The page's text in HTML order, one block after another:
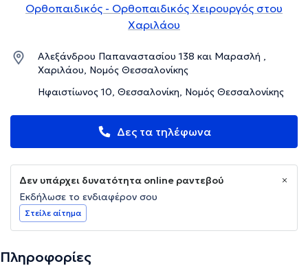
Ορθοπαιδικός - Ορθοπαιδικός Χειρουργός στου
Χαριλάου
Αλεξάνδρου Παπαναστασίου 138 και Μαρασλή ,
Χαριλάου, Νομός Θεσσαλονίκης
Ηφαιστίωνος 10, Θεσσαλονίκη, Νομός Θεσσαλονίκης
Δες τα τηλέφωνα
Δεν υπάρχει δυνατότητα online ραντεβού
Εκδήλωσε το ενδιαφέρον σου
Στείλε αίτημα
Πληροφορίες